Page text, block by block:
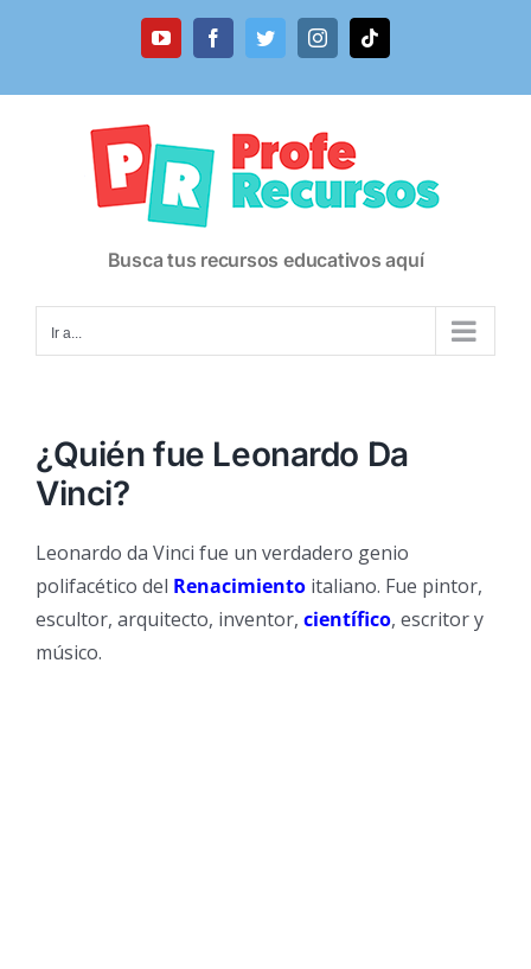
YouTubeFacebookTwitterInstagramTiktok
Busca tus recursos educativos aquí
Ir a...
¿Quién fue Leonardo Da
Vinci?
Leonardo da Vinci fue un verdadero genio
polifacético del Renacimiento italiano. Fue pintor,
escultor, arquitecto, inventor, científico, escritor y
músico.